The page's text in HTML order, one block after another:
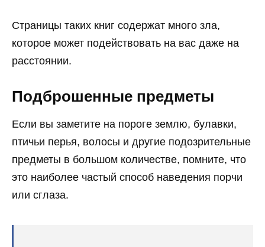
Страницы таких книг содержат много зла,
которое может подействовать на вас даже на
расстоянии.
Подброшенные предметы
Если вы заметите на пороге землю, булавки,
птичьи перья, волосы и другие подозрительные
предметы в большом количестве, помните, что
это наиболее частый способ наведения порчи
или сглаза.